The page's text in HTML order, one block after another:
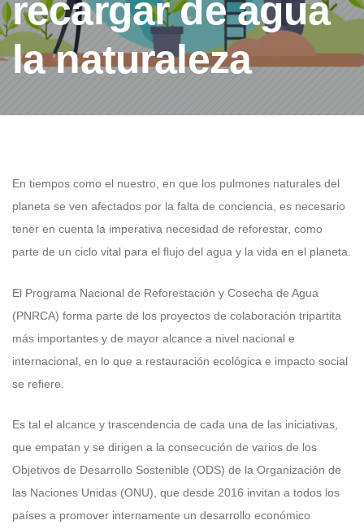
recargar de agua
la naturaleza
En tiempos como el nuestro, en que los pulmones naturales del
planeta se ven afectados por la falta de conciencia, es necesario
tener en cuenta la imperativa necesidad de reforestar, como
parte de un ciclo vital para el flujo del agua y la vida en el planeta.
El Programa Nacional de Reforestación y Cosecha de Agua
(PNRCA) forma parte de los proyectos de colaboración tripartita
más importantes y de mayor alcance a nivel nacional e
internacional, en lo que a restauración ecológica e impacto social
se refiere.
Es tal el alcance y trascendencia de cada una de las iniciativas,
que empatan y se dirigen a la consecución de varios de los
Objetivos de Desarrollo Sostenible (ODS) de la Organización de
las Naciones Unidas (ONU), que desde 2016 invitan a todos los
países a promover internamente un desarrollo económico